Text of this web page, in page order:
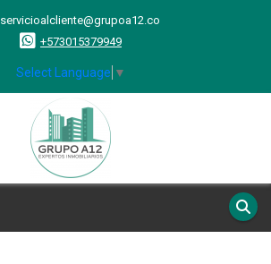
servicioalcliente@grupoa12.co
+573015379949
Select Language ▼